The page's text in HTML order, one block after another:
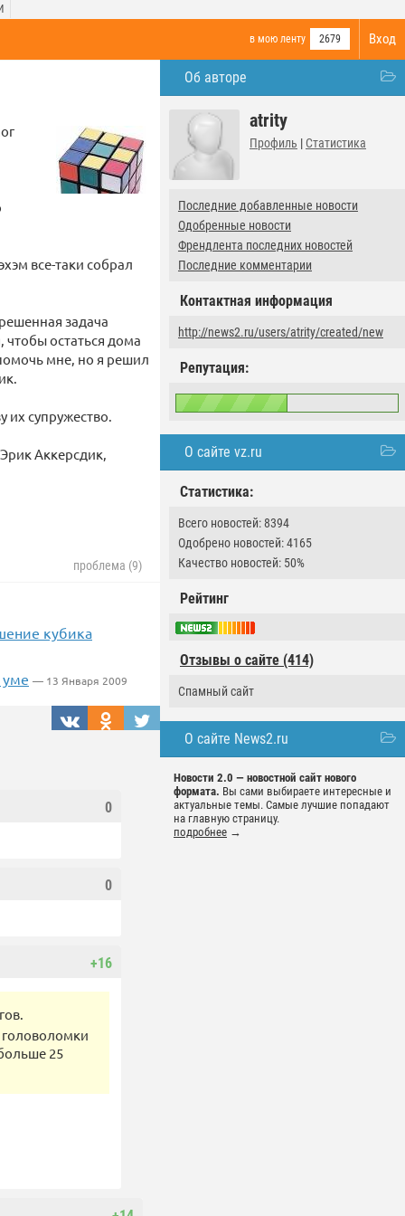
Вход
в мою ленту 2679
Об авторе
atrity
Профиль | Статистика
Последние добавленные новости
Одобренные новости
Френдлента последних новостей
Последние комментарии
Контактная информация
http://news2.ru/users/atrity/created/new
Репутация:
О сайте vz.ru
Статистика:
Всего новостей: 8394
Одобрено новостей: 4165
Качество новостей: 50%
Рейтинг
Отзывы о сайте (414)
Спамный сайт
О сайте News2.ru
Новости 2.0 — новостной сайт нового
формата. Вы сами выбираете интересные и
актуальные темы. Самые лучшие попадают
на главную страницу.
подробнее →
все-таки собрал
задача
остаться дома
мне, но я решил
их супружество.
Аккерсдик,
проблема (9)
кубика
уме — 13 Января 2009
0
0
+16
25